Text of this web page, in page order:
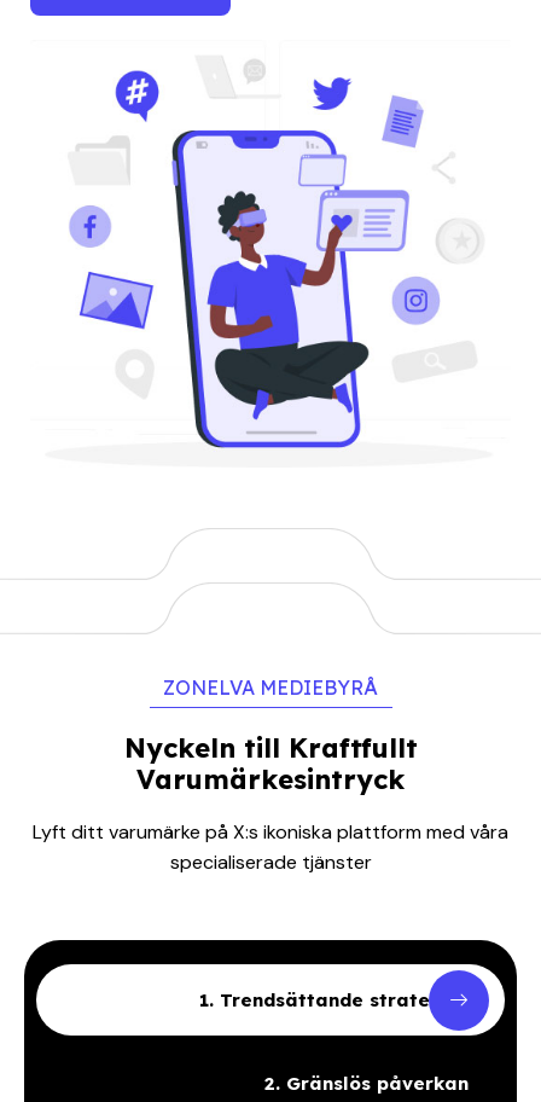
ZONELVA MEDIEBYRÅ
Nyckeln till Kraftfullt
Varumärkesintryck
Lyft ditt varumärke på X:s ikoniska plattform med våra
specialiserade tjänster
1. Trendsättande strategier
2. Gränslös påverkan